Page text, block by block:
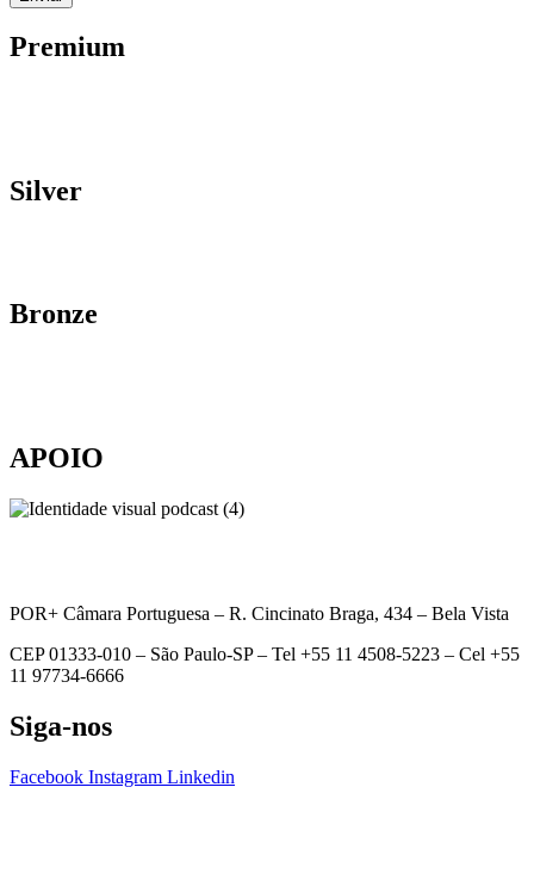
Premium
Silver
Bronze
APOIO
POR+ Câmara Portuguesa – R. Cincinato Braga, 434 – Bela Vista
CEP 01333-010 – São Paulo-SP – Tel +55 11 4508-5223 – Cel +55
11 97734-6666
Siga-nos
Facebook Instagram Linkedin